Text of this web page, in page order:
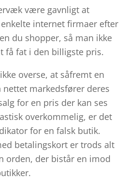
være gavnligt at
internet firmaer efter
du shopper, så man ikke
få fat i den billigste pris.
overse, at såfremt en
markedsfører deres
for en pris der kan ses
overkommelig, er det
for en falsk butik.
betalingskort er trods alt
orden, der bistår en imod